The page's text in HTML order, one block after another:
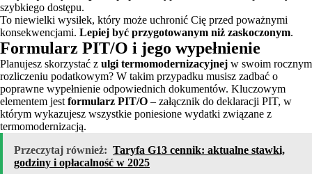
szybkiego dostępu.
To niewielki wysiłek, który może uchronić Cię przed poważnymi
konsekwencjami. Lepiej być przygotowanym niż zaskoczonym.
Formularz PIT/O i jego wypełnienie
Planujesz skorzystać z ulgi termomodernizacyjnej w swoim rocznym
rozliczeniu podatkowym? W takim przypadku musisz zadbać o
poprawne wypełnienie odpowiednich dokumentów. Kluczowym
elementem jest formularz PIT/O – załącznik do deklaracji PIT, w
którym wykazujesz wszystkie poniesione wydatki związane z
termomodernizacją.
Przeczytaj również: Taryfa G13 cennik: aktualne stawki,
godziny i opłacalność w 2025